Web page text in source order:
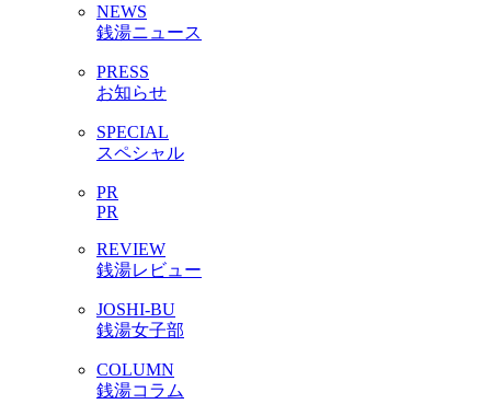
NEWS
銭湯ニュース
PRESS
お知らせ
SPECIAL
スペシャル
PR
PR
REVIEW
銭湯レビュー
JOSHI-BU
銭湯女子部
COLUMN
銭湯コラム